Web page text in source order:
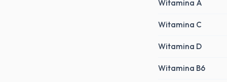
Witamina A
Witamina C
Witamina D
Witamina B6